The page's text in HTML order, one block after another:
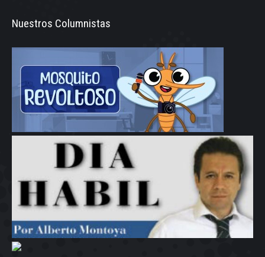
Nuestros Columnistas